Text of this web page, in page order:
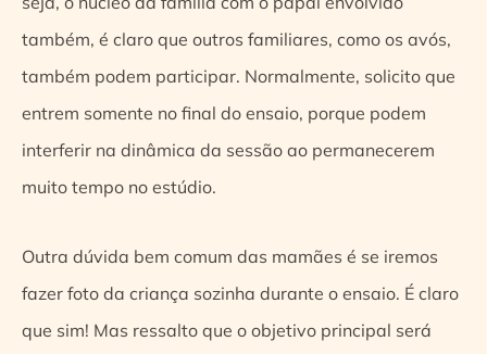
também, é claro que outros familiares, como os avós,
também podem participar. Normalmente, solicito que
entrem somente no final do ensaio, porque podem
interferir na dinâmica da sessão ao permanecerem
muito tempo no estúdio.
Outra dúvida bem comum das mamães é se iremos
fazer foto da criança sozinha durante o ensaio. É claro
que sim! Mas ressalto que o objetivo principal será